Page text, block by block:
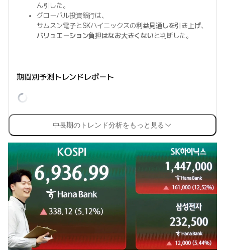
ん引した。
グローバル投資銀行は、
サムスン電子とSKハイニックスの利益見通しを引き上げ、
バリュエーション負担はなお大きくないと判断した。
期間別予測トレンドレポート
中長期のトレンド分析をもっと見る